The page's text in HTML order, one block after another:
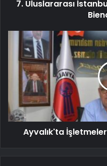
7. Uluslararası
Ayvalık'ta